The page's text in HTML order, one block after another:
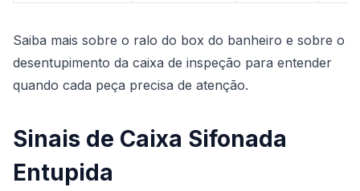
Saiba mais sobre o ralo do box do banheiro e sobre o
desentupimento da caixa de inspeção para entender
quando cada peça precisa de atenção.
Sinais de Caixa Sifonada
Entupida